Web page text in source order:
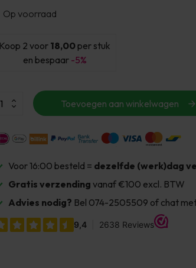
Op voorraad
Koop 2 voor 18,00per stuk
en bespaar -5%
Toevoegen aan winkelwagen
Voor 16:00 besteld = dezelfde (werk)dag
Gratis verzending vanaf €100 excl. BTW
Advies nodig? Bel 074-2505509 of chat